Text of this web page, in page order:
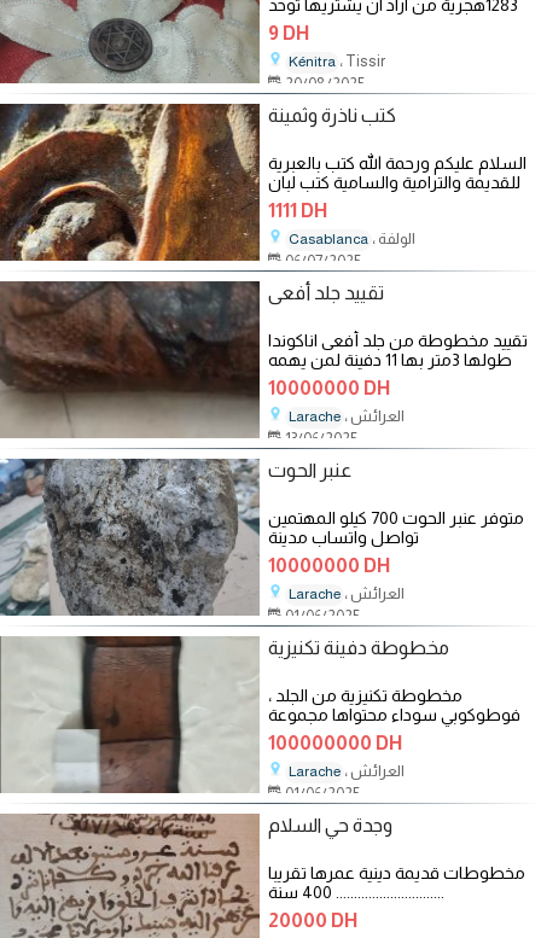
1283هجرية من اراد ان يشتريها توحد
بالقنيطرة
9 DH
Kénitra ، Tissir
20/08/2025
كتب ناذرة وثمينة
السلام عليكم ورحمة الله كتب بالعبرية
للقديمة والترامية والسامية كتب لبان
الذكر كتب الزئبق
1111 DH
Casablanca
، الولفة
06/07/2025
تقييد جلد أفعى
تقييد مخطوطة من جلد أفعى اناكوندا
طولها 3متر بها 11 دفينة لمن يهمه
10000000 DH
Larache
، العرائش
13/06/2025
عنبر الحوت
متوفر عنبر الحوت 700 كيلو المهتمين
تواصل واتساب مدينة
العرائش.................
10000000 DH
Larache
، العرائش
01/06/2025
مخطوطة دفينة تكنيزية
مخطوطة تكنيزية من الجلد ،
فوطوكوبي سوداء محتواها مجموعة
من الدفائن ، مكتوبة بالعبرية للعمل او
100000000 DH
Larache
، العرائش
01/06/2025
وجدة حي السلام
مخطوطات قديمة دينية عمرها تقريبا
20000 DH